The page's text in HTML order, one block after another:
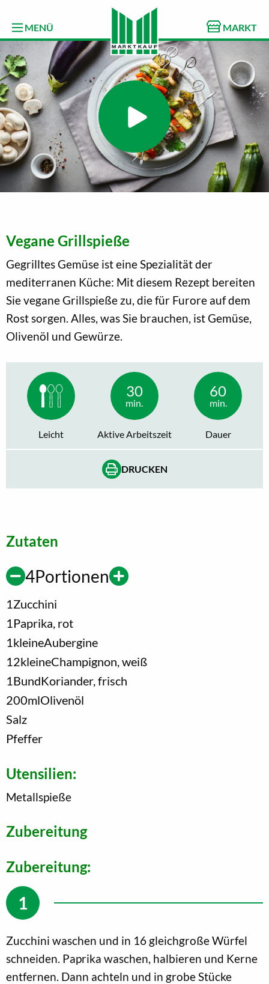
MENÜ MARKT
Vegane Grillspieße
Gegrilltes Gemüse ist eine Spezialität der
mediterranen Küche: Mit diesem Rezept bereiten
Sie vegane Grillspieße zu, die für Furore auf dem
Rost sorgen. Alles, was Sie brauchen, ist Gemüse,
Olivenöl und Gewürze.
Leicht
30
min.
Aktive Arbeitszeit
60
min.
Dauer
DRUCKEN
Zutaten
4Portionen
1 Zucchini
1 Paprika, rot
1 kleineAubergine
12kleineChampignon, weiß
1 BundKoriander, frisch
200mlOlivenöl
Salz
Pfeffer
Utensilien:
Metallspieße
Zubereitung
Zubereitung:
Zucchini waschen und in 16 gleichgroße Würfel
schneiden. Paprika waschen, halbieren und Kerne
entfernen. Dann achteln und in grobe Stücke